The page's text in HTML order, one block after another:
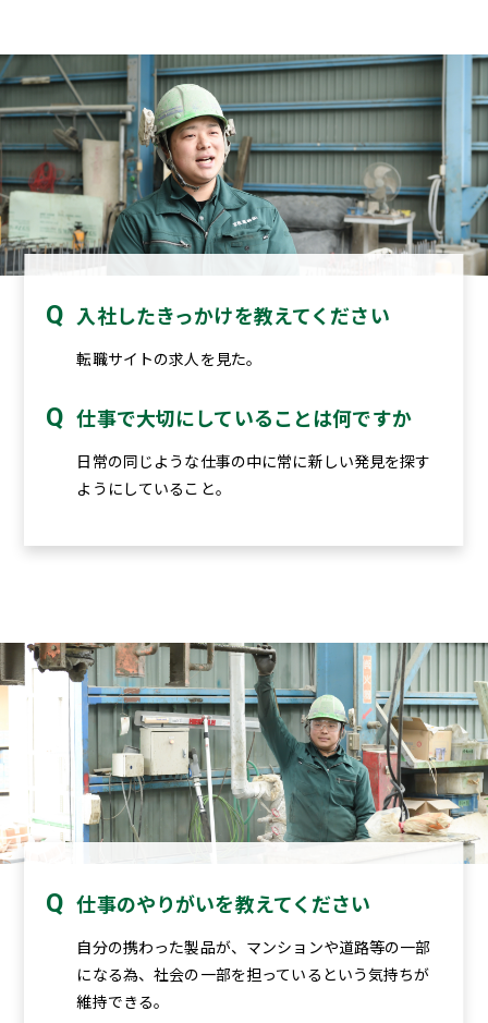
入社したきっかけを教えてください
転職サイトの求人を見た。
仕事で大切にしていることは何ですか
日常の同じような仕事の中に常に新しい発見を探す
ようにしていること。
仕事のやりがいを教えてください
自分の携わった製品が、マンションや道路等の一部
になる為、社会の一部を担っているという気持ちが
維持できる。